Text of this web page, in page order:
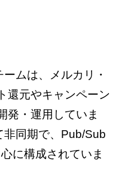
ムは、メルカリ・
還元やキャンペーン
発・運用していま
同期で、Pub/Sub
に構成されていま